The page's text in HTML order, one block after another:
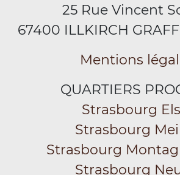
25 Rue Vincent
67400 ILLKIRCH
Mentions
QUARTIERS
Strasbourg
Strasbourg
Strasbourg
Strasbourg